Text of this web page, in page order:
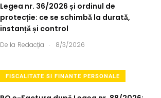
Legea nr. 36/2026 și ordinul de
protecție: ce se schimbă la durată,
instanță și control
De la Redacția . 8/3/2026
FISCALITATE SI FINANTE PERSONALE